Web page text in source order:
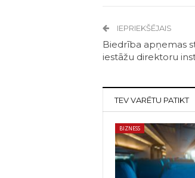
IEPRIEKŠĒJAIS
Biedrība apņemas
iestāžu direktoru
TEV VARĒTU PATIKT
BIZNESS